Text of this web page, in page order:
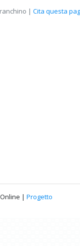
| Cita questa
| Progetto